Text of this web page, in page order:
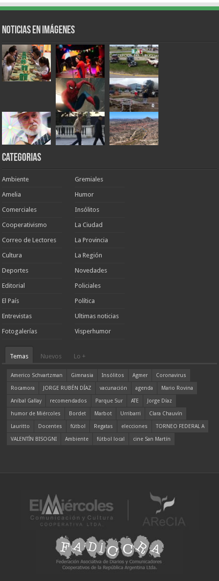
Noticias en Imágenes
Categorias
Ambiente
Amelia
Comerciales
Cooperativismo
Correo de Lectores
Cultura
Deportes
Editorial
El País
Entrevistas
Fotogalerías
Gremiales
Humor
Insólitos
La Ciudad
La Provincia
La Región
Novedades
Policiales
Política
Ultimas noticias
Visperhumor
Temas Nuevos Lo +
Americo Schvartzman Gimnasia Insólitos Agmer
Coronavirus
Rocamora
JORGE RUBÉN DÍAZ vacunación agenda
Mario Rovina
Aníbal Gallay
recomendados Parque Sur ATE
Jorge Díaz
humor de Miércoles
Bordet Marbot Urribarri
Clara Chauvín
Lauritto
Docentes fútbol Regatas elecciones
TORNEO FEDERAL A
VALENTÍN BISOGNI
Ambiente fútbol local cine San Martín